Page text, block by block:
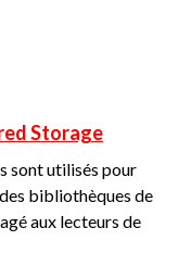
Storage
sont utilisés pour
bibliothèques de
aux lecteurs de